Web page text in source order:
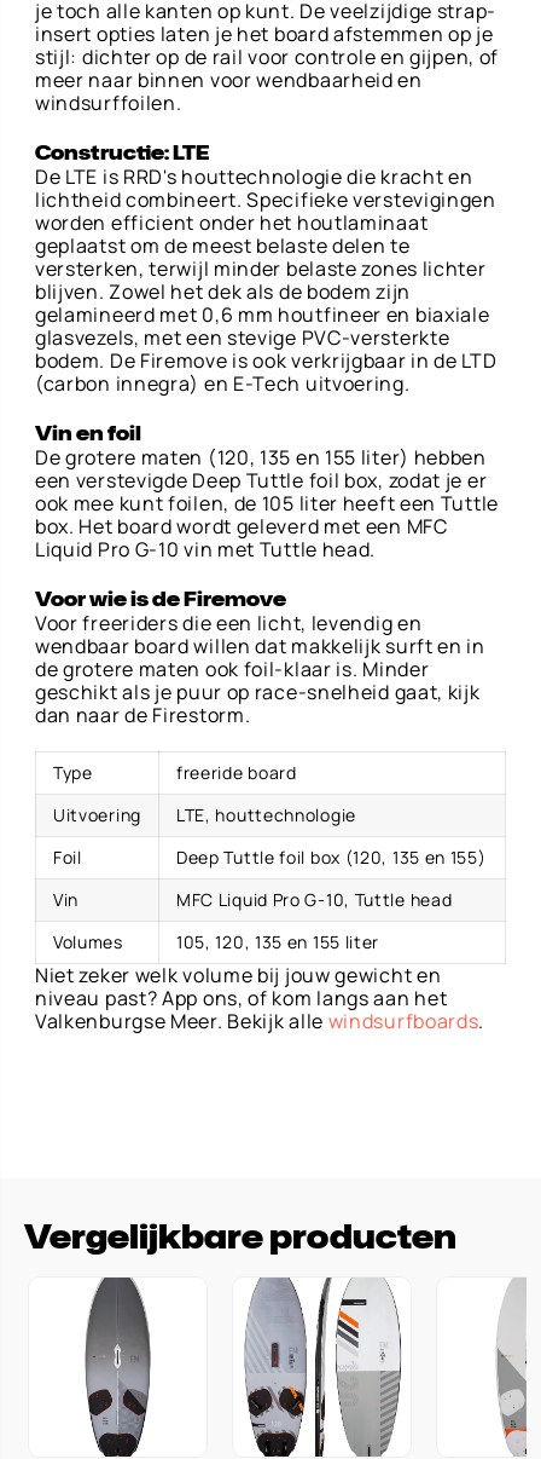
je toch alle kanten op kunt. De veelzijdige strap-
insert opties laten je het board afstemmen op je
stijl: dichter op de rail voor controle en gijpen, of
meer naar binnen voor wendbaarheid en
windsurffoilen.
Constructie: LTE
De LTE is RRD's houttechnologie die kracht en
lichtheid combineert. Specifieke verstevigingen
worden efficient onder het houtlaminaat
geplaatst om de meest belaste delen te
versterken, terwijl minder belaste zones lichter
blijven. Zowel het dek als de bodem zijn
gelamineerd met 0,6 mm houtfineer en biaxiale
glasvezels, met een stevige PVC-versterkte
bodem. De Firemove is ook verkrijgbaar in de LTD
(carbon innegra) en E-Tech uitvoering.
Vin en foil
De grotere maten (120, 135 en 155 liter) hebben
een verstevigde Deep Tuttle foil box, zodat je er
ook mee kunt foilen, de 105 liter heeft een Tuttle
box. Het board wordt geleverd met een MFC
Liquid Pro G-10 vin met Tuttle head.
Voor wie is de Firemove
Voor freeriders die een licht, levendig en
wendbaar board willen dat makkelijk surft en in
de grotere maten ook foil-klaar is. Minder
geschikt als je puur op race-snelheid gaat, kijk
dan naar de Firestorm.
Type
freeride board
Uitvoering
LTE, houttechnologie
Foil
Deep Tuttle foil box (120, 135 en 155)
Vin
MFC Liquid Pro G-10, Tuttle head
Volumes
105, 120, 135 en 155 liter
Niet zeker welk volume bij jouw gewicht en
niveau past? App ons, of kom langs aan het
Valkenburgse Meer. Bekijk alle windsurfboards.
Vergelijkbare producten